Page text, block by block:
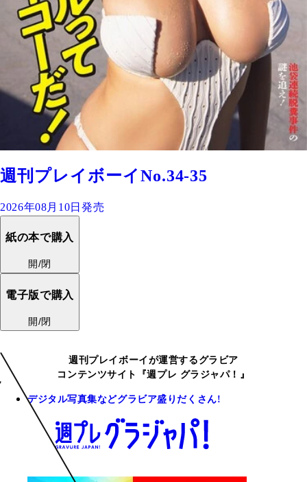
週刊プレイボーイNo.34-35
2026年08月10日発売
紙の本で購入
開/閉
電子版で購入
開/閉
週刊プレイボーイが運営するグラビア
コンテンツサイト『週プレ グラジャパ！』
デジタル写真集などグラビア盛りだくさん!